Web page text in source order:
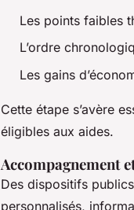
Les points faibles
L’ordre
Les gains
Cette étape s’avère
éligibles aux aides.
Accompagnement
Des dispositifs
personnalisés,